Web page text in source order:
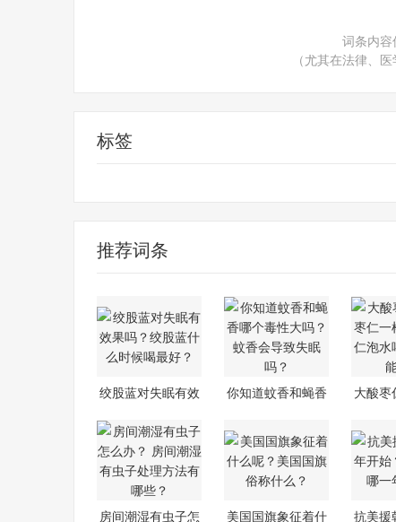
词条内
（尤其在法律、
标签
推荐词条
绞股蓝对失眠有效
你知道蚊香和蝇香
大酸枣
房间潮湿有虫子怎
美国国旗象征着什
抗美援